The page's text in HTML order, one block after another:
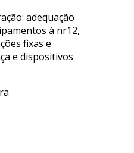
adequação
à nr12,
fixas e
e dispositivos